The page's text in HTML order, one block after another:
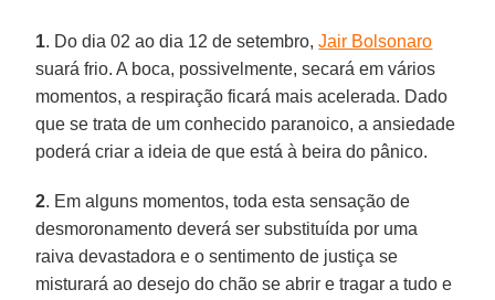
1. Do dia 02 ao dia 12 de setembro,Jair Bolsonaro
suará frio. A boca, possivelmente, secará em vários
momentos, a respiração ficará mais acelerada. Dado
que se trata de um conhecido paranoico, a ansiedade
poderá criar a ideia de que está à beira do pânico.
2. Em alguns momentos, toda esta sensação de
desmoronamento deverá ser substituída por uma
raiva devastadora e o sentimento de justiça se
misturará ao desejo do chão se abrir e tragar a tudo e